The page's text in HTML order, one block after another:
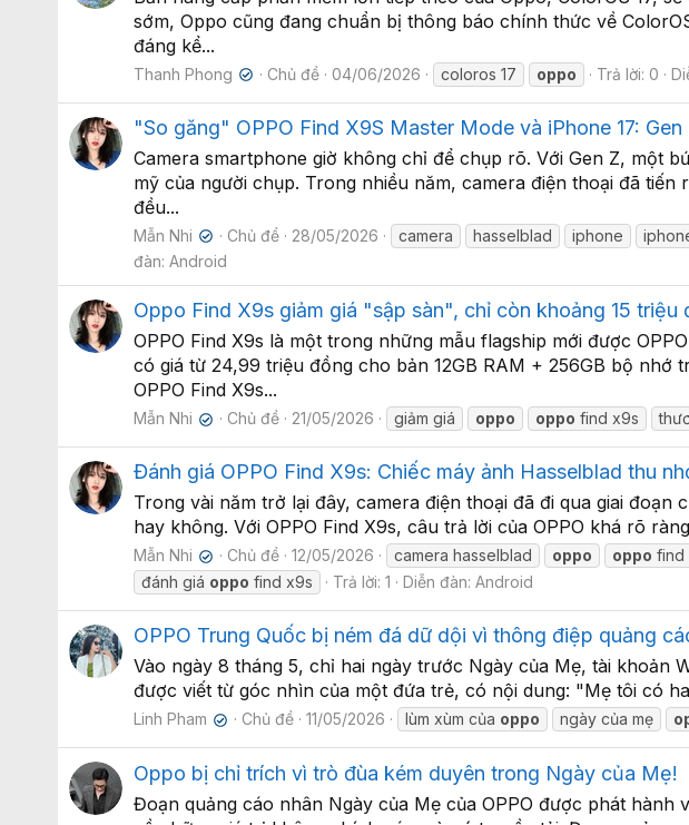
sớm, Oppo cũng đang chuẩn bị thông báo chính thức về
đáng kể...
Thanh Phong ✔ Chủ đề 04/06/2026 coloros 17 oppo Trả lời: 0
"So găng" OPPO Find X9S Master Mode và iPhone 17:
Camera smartphone giờ không chỉ để chụp rõ. Với Gen Z, một
mỹ của người chụp. Trong nhiều năm, camera điện thoại đã
đều...
Mẫn Nhi ✔ Chủ đề 28/05/2026 camera hasselblad iphone
đàn: Android
Oppo Find X9s giảm giá "sập sàn", chỉ còn khoảng 15
OPPO Find X9s là một trong những mẫu flagship mới được
có giá từ 24,99 triệu đồng cho bản 12GB RAM + 256GB bộ
OPPO Find X9s...
Mẫn Nhi ✔ Chủ đề 21/05/2026 giảm giá oppo oppo find x9s
Đánh giá OPPO Find X9s: Chiếc máy ảnh Hasselblad thu
Trong vài năm trở lại đây, camera điện thoại đã đi qua giai
hay không. Với OPPO Find X9s, câu trả lời của OPPO khá rõ
Mẫn Nhi ✔ Chủ đề 12/05/2026 camera hasselblad oppo oppo find
đánh giá oppo find x9s Trả lời: 1 Diễn đàn: Android
OPPO Trung Quốc bị ném đá dữ dội vì thông điệp quảng
Vào ngày 8 tháng 5, chỉ hai ngày trước Ngày của Mẹ, tài khoản
được viết từ góc nhìn của một đứa trẻ, có nội dung: "Mẹ tôi có
Linh Pham ✔ Chủ đề 11/05/2026 lùm xùm của oppo ngày của mẹ
Oppo bị chỉ trích vì trò đùa kém duyên trong Ngày của Mẹ!
Đoạn quảng cáo nhân Ngày của Mẹ của OPPO được phát